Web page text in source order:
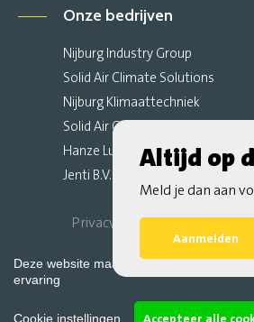
Onze bedrijven
Nijburg Industry Group
Solid Air Climate Solutions
Nijburg Klimaattechniek
Solid Air Climate Ceilings
Hanze Luchttechniek
Jenti B.V.
Privacy Verklaring Algemene
Sitemap
Altijd op
Meld je dan aan
Aanmelden
Deze website maakt gebruik van cookies
ervaring
Cookie instellingen Accepteer alle